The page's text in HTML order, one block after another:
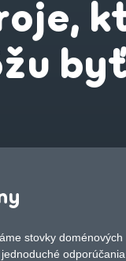
stovky doménových